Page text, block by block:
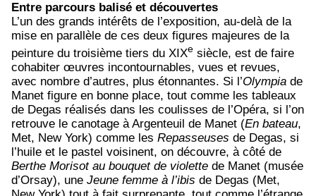
Entre parcours balisé et découvertes
L’un des grands intérêts de l’exposition, au-delà de la
mise en parallèle de ces deux figures majeures de la
peinture du troisième tiers du XIXe siècle, est de faire
cohabiter œuvres incontournables, vues et revues,
avec nombre d’autres, plus étonnantes. Si l’Olympia de
Manet figure en bonne place, tout comme les tableaux
de Degas réalisés dans les coulisses de l’Opéra, si l’on
retrouve le canotage à Argenteuil de Manet (En bateau,
Met, New York) comme les Repasseuses de Degas, si
l’huile et le pastel voisinent, on découvre, à côté de
Berthe Morisot au bouquet de violette de Manet (musée
d’Orsay), une Jeune femme à l’ibis de Degas (Met,